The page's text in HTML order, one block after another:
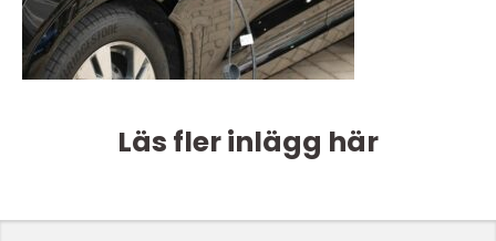
Läs fler inlägg här